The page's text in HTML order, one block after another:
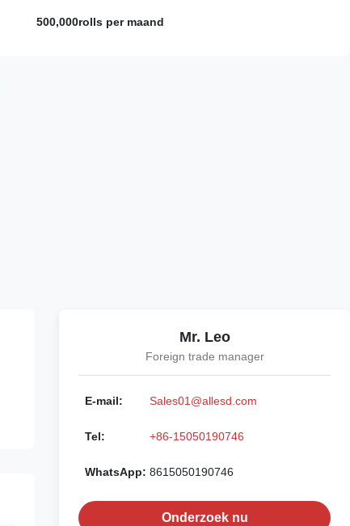
500,000rolls per maand
Mr. Leo
Foreign trade manager
E-mail: Sales01@allesd.com
Tel: +86-15050190746
WhatsApp: 8615050190746
Onderzoek nu